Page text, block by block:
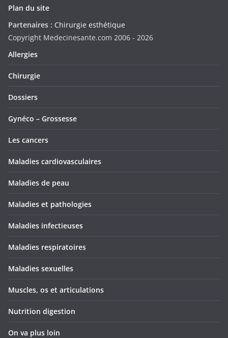
Plan du site
Partenaires : Chirurgie esthétique
Copyright Medecinesante.com 2006 - 2026
Allergies
Chirurgie
Dossiers
Gynéco – Grossesse
Les cancers
Maladies cardiovasculaires
Maladies de peau
Maladies et pathologies
Maladies infectieuses
Maladies respiratoires
Maladies sexuelles
Muscles, os et articulations
Nutrition digestion
On va plus loin